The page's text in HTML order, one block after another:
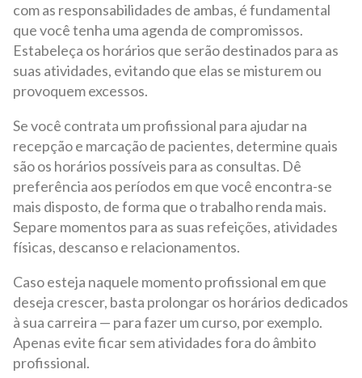
com as responsabilidades de ambas, é fundamental
que você tenha uma agenda de compromissos.
Estabeleça os horários que serão destinados para as
suas atividades, evitando que elas se misturem ou
provoquem excessos.
Se você contrata um profissional para ajudar na
recepção e marcação de pacientes, determine quais
são os horários possíveis para as consultas. Dê
preferência aos períodos em que você encontra-se
mais disposto, de forma que o trabalho renda mais.
Separe momentos para as suas refeições, atividades
físicas, descanso e relacionamentos.
Caso esteja naquele momento profissional em que
deseja crescer, basta prolongar os horários dedicados
à sua carreira — para fazer um curso, por exemplo.
Apenas evite ficar sem atividades fora do âmbito
profissional.